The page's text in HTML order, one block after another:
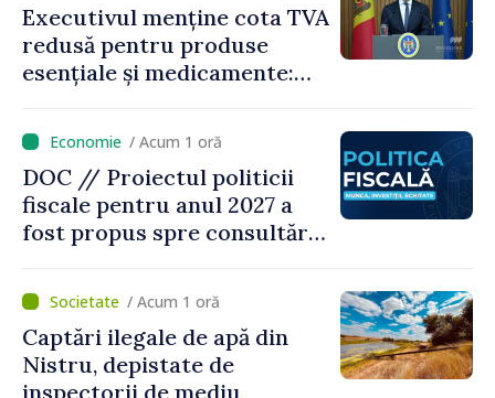
Executivul menține cota TVA
redusă pentru produse
esențiale și medicamente:
pe seama consumului de
bază al oamenilor”
/ Acum 1 oră
DOC // Proiectul politicii
fiscale pentru anul 2027 a
fost propus spre consultări
/ Acum 1 oră
Captări ilegale de apă din
Nistru, depistate de
inspectorii de mediu